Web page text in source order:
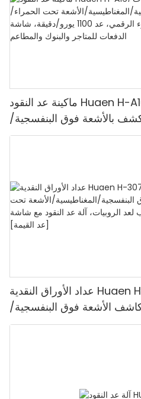
ماكينة عد النقود Huaen H-A16، عداد نقود احترافي
بالأشعة فوق البنفسجية/
الحمراء/الضوء الرقمي، عد
عداد الأوراق النقدية Huaen H-307، سرعة 1100 ورقة
الأشعة فوق البنفسجية/
التزييف، مناسب لعد